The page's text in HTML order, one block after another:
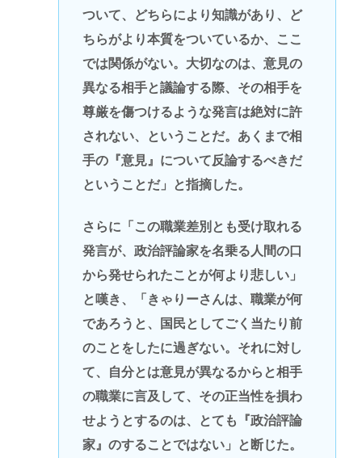
ついて、どちらにより知識があり、ど
ちらがより本質をついているか、ここ
では関係がない。大切なのは、意見の
異なる相手と議論する際、その相手を
尊厳を傷つけるような発言は絶対に許
されない、ということだ。あくまで相
手の『意見』について反論するべきだ
ということだ」と指摘した。
さらに「この職業差別とも受け取れる
発言が、政治評論家を名乗る人間の口
から発せられたことが何より悲しい」
と嘆き、「きゃりーさんは、職業が何
であろうと、国民としてごく当たり前
のことをしたに過ぎない。それに対し
て、自分とは意見が異なるからと相手
の職業に言及して、その正当性を損わ
せようとするのは、とても『政治評論
家』のすることではない」と断じた。